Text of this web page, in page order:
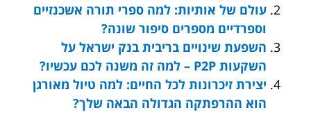
עולם של אותיות: למה ספרי תורה אשכנזיים
וספרדיים מספרים סיפור שונה?
השפעת שינויים בריבית בנק ישראל על
השקעות P2P – למה זה משנה לכם עכשיו?
יצירת זיכרונות לכל החיים: למה טיול מאורגן
הוא ההרפתקה הגדולה הבאה שלך?